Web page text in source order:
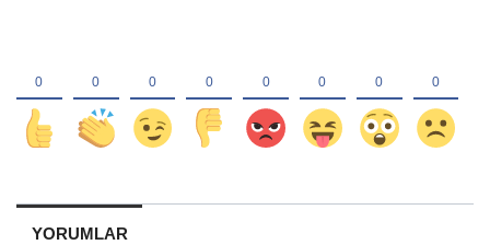
YORUMLAR